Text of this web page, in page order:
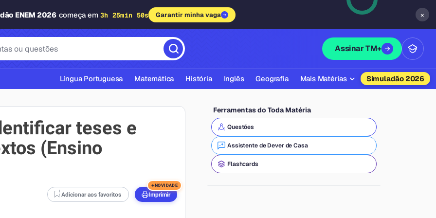
ENEM 2026 começa em 3h 25min 49s Garantir minha vaga ×
Assinar TM+
ABNT
Língua Portuguesa Matemática História Inglês Geografia Mais Matérias
Química
Física
Filosofia
Simuladão 2026
teses e
(Ensino
Adicionar aos favoritos Imprimir
+NOVIDADE
Ferramentas do Toda Matéria
Questões
Assistente de Dever de Casa
Flashcards